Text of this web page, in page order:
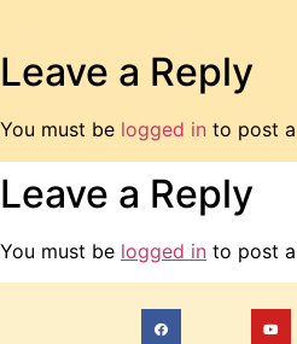
Leave a Reply
You must be logged in to post
Leave a Reply
You must be logged in to post